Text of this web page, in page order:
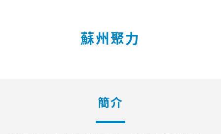
蘇州聚力
簡介